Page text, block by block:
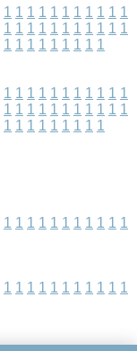
1 1 1 1 1 1 1 1 1 1 1
1 1 1 1 1 1 1 1 1 1 1
1 1 1 1 1 1 1 1 1
1 1 1 1 1 1 1 1 1 1 1
1 1 1 1 1 1 1 1 1 1 1
1 1 1 1 1 1 1 1 1
1 1 1 1 1 1 1 1 1 1 1
1 1 1 1 1 1 1 1 1 1 1